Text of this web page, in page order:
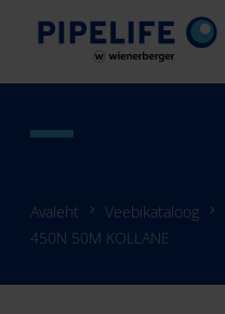
Avaleht Veebikataloog
450N 50M KOLLANE